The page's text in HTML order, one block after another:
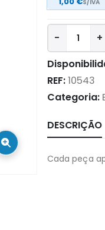
S/IVA
- +
REF:10543
Categoria:
DESCRIÇÃO
Cada peça